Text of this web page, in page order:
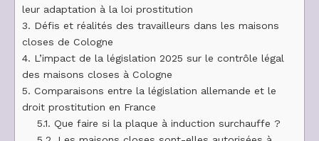
leur adaptation à la loi prostitution
3. Défis et réalités des travailleurs dans les maisons
closes de Cologne
4. L’impact de la législation 2025 sur le contrôle légal
des maisons closes à Cologne
5. Comparaisons entre la législation allemande et le
droit prostitution en France
5.1. Que faire si la plaque à induction surchauffe ?